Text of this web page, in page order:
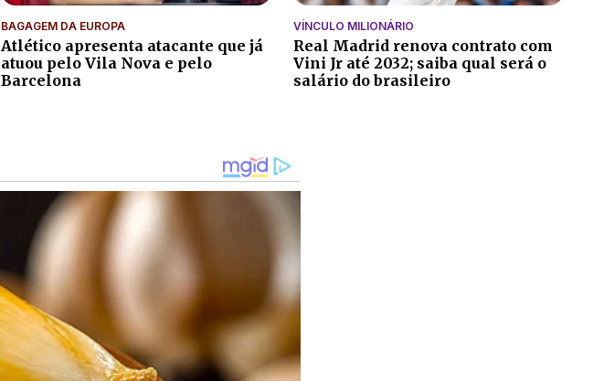
BAGAGEM DA EUROPA
Atlético apresenta atacante que já
atuou pelo Vila Nova e pelo
Barcelona
VÍNCULO MILIONÁRIO
Real Madrid renova contrato com
Vini Jr até 2032; saiba qual será o
salário do brasileiro